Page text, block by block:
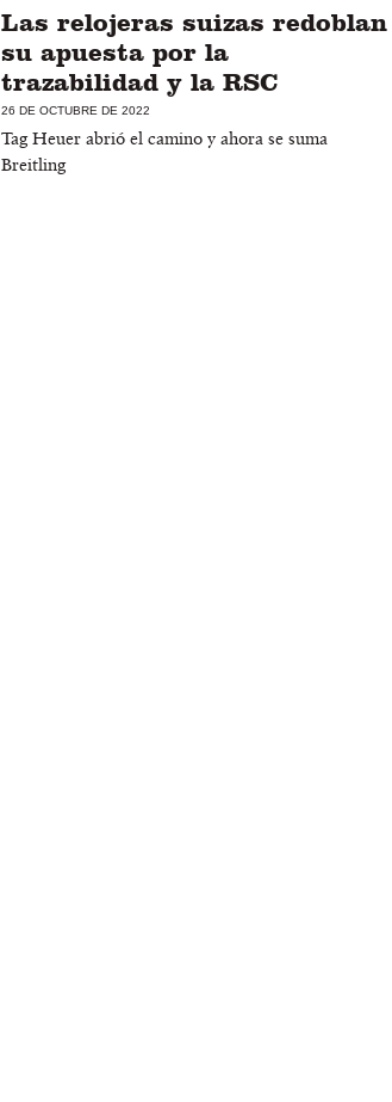
Las relojeras suizas redoblan
su apuesta por la
trazabilidad y la RSC
26 DE OCTUBRE DE 2022
Tag Heuer abrió el camino y ahora se suma
Breitling